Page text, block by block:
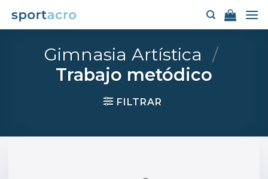
Gimnasia Artística /
Trabajo metódico
FILTRAR